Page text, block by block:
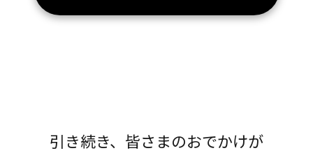
引き続き、皆さまのおでかけが